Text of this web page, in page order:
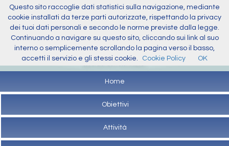
Home
Obiettivi
Attività
Questo sito raccoglie dati statistici sulla navigazione, mediante
cookie installati da terze parti autorizzate, rispettando la privacy
dei tuoi dati personali e secondo le norme previste dalla legge.
Continuando a navigare su questo sito, cliccando sui link al suo
interno o semplicemente scrollando la pagina verso il basso,
accetti il servizio e gli stessi cookie.
Cookie Policy OK